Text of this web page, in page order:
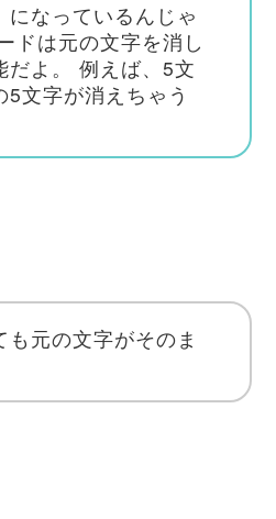
になっているんじゃ
ドは元の文字を消し
よ。
例えば、5文
文字が消えちゃう
元の文字がそのま